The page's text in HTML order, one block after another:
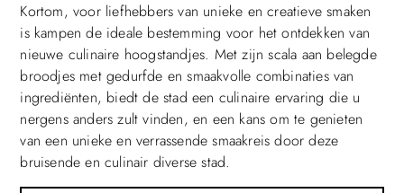
Kortom, voor liefhebbers van unieke en creatieve smaken
is kampen de ideale bestemming voor het ontdekken van
nieuwe culinaire hoogstandjes. Met zijn scala aan belegde
broodjes met gedurfde en smaakvolle combinaties van
ingrediënten, biedt de stad een culinaire ervaring die u
nergens anders zult vinden, en een kans om te genieten
van een unieke en verrassende smaakreis door deze
bruisende en culinair diverse stad.